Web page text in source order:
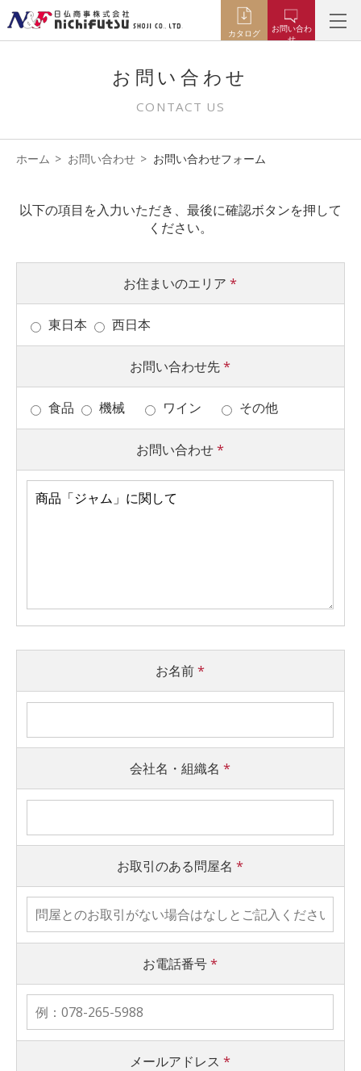
カタログ
お問い合わ
せ
お問い合わせ
CONTACT US
ホーム お問い合わせ お問い合わせフォーム
以下の項目を入力いただき、最後に確認ボタンを押して
ください。
お住まいのエリア*
東日本 西日本
お問い合わせ先*
食品 機械 ワイン その他
お問い合わせ*
お名前*
会社名・組織名*
お取引のある問屋名*
お電話番号*
メールアドレス*